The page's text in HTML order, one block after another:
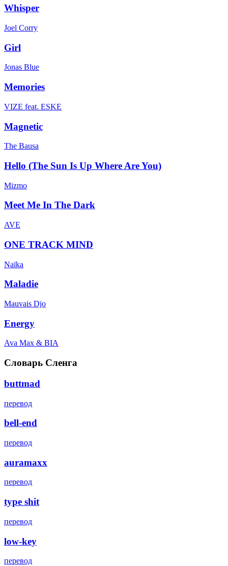
Whisper
Joel Corry
Girl
Jonas Blue
Memories
VIZE feat. ESKE
Magnetic
The Bausa
Hello (The Sun Is Up Where Are You)
Mizmo
Meet Me In The Dark
AVE
ONE TRACK MIND
Naïka
Maladie
Mauvais Djo
Energy
Ava Max & BIA
Словарь Сленга
buttmad
перевод
bell-end
перевод
auramaxx
перевод
type shit
перевод
low-key
перевод